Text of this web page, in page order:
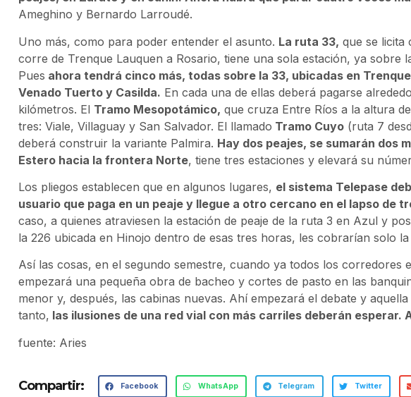
Ameghino y Bernardo Larroudé.
Uno más, como para poder entender el asunto. La ruta 33, que se licita
corre de Trenque Lauquen a Rosario, tiene una sola estación, ya sobre
Pues ahora tendrá cinco más, todas sobre la 33, ubicadas en
Venado Tuerto y Casilda. En cada una de ellas deberá pagarse
kilómetros. El Tramo Mesopotámico, que cruza Entre Ríos a la altura
tres: Viale, Villaguay y San Salvador. El llamado Tramo Cuyo (ruta 7
deberá construir la variante Palmira. Hay dos peajes, se sumarán dos
Estero hacia la frontera Norte, tiene tres estaciones y elevará su
Los pliegos establecen que en algunos lugares, el sistema Telepase
usuario que paga en un peaje y llegue a otro cercano en el lapso de
caso, a quienes atraviesen la estación de peaje de la ruta 3 en Azul y
la 226 ubicada en Hinojo dentro de esas tres horas, les cobrarían solo la
Así las cosas, en el segundo semestre, cuando ya todos los corredores
empezará una pequeña obra de bacheo y cortes de pasto en las
menor y, después, las cabinas nuevas. Ahí empezará el debate y
tanto, las ilusiones de una red vial con más carriles deberán esperar.
fuente: Aries
Compartir: Facebook WhatsApp Telegram Twitter